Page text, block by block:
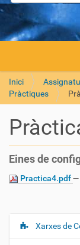
Cerca avançada…
Inici
Pràctiques
Eines de
Practica4.pdf—
N
Xarxes de